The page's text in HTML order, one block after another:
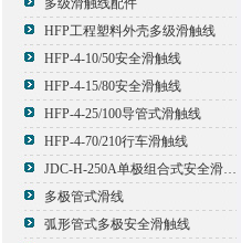
多级滑触线配件
HFP工程塑料外壳多级滑触线
HFP-4-10/50安全滑触线
HFP-4-15/80安全滑触线
HFP-4-25/100导管式滑触线
HFP-4-70/210行车滑触线
JDC-H-250A单极组合式安全滑触线
多极管式滑线
弧形管式多极安全滑触线